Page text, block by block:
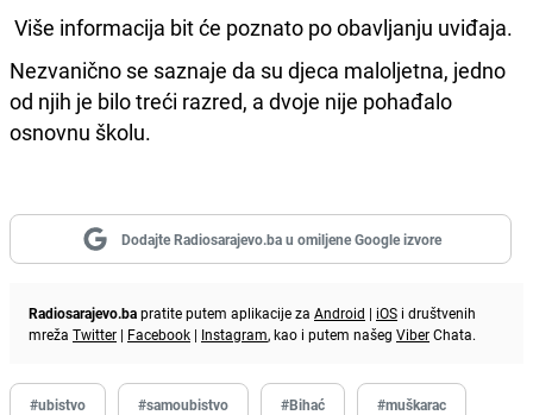
Više informacija bit će poznato po obavljanju uviđaja.
Nezvanično se saznaje da su djeca maloljetna, jedno
od njih je bilo treći razred, a dvoje nije pohađalo
osnovnu školu.
Dodajte Radiosarajevo.ba u omiljene Google izvore
Radiosarajevo.bapratite putem aplikacije za Android | iOS i društvenih
mreža Twitter | Facebook | Instagram, kao i putem našeg ViberChata.
#ubistvo #samoubistvo #Bihać #muškarac